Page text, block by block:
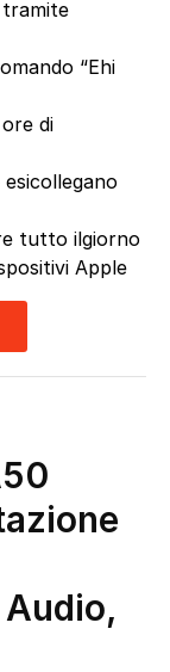
“Ehi
di
tutto ilgiorno
Apple